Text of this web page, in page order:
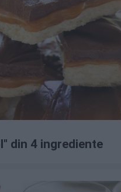
din 4 ingrediente